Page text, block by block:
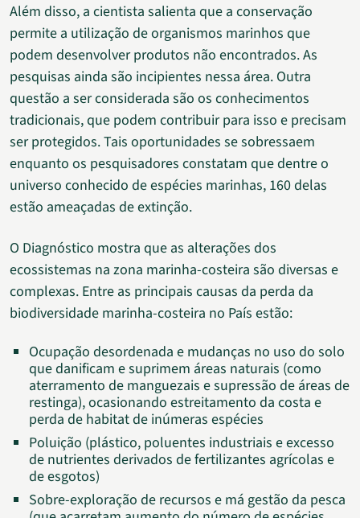
Além disso, a cientista salienta que a conservação
permite a utilização de organismos marinhos que
podem desenvolver produtos não encontrados. As
pesquisas ainda são incipientes nessa área. Outra
questão a ser considerada são os conhecimentos
tradicionais, que podem contribuir para isso e precisam
ser protegidos. Tais oportunidades se sobressaem
enquanto os pesquisadores constatam que dentre o
universo conhecido de espécies marinhas, 160 delas
estão ameaçadas de extinção.
O Diagnóstico mostra que as alterações dos
ecossistemas na zona marinha-costeira são diversas e
complexas. Entre as principais causas da perda da
biodiversidade marinha-costeira no País estão:
Ocupação desordenada e mudanças no uso do solo
que danificam e suprimem áreas naturais (como
aterramento de manguezais e supressão de áreas de
restinga), ocasionando estreitamento da costa e
perda de habitat de inúmeras espécies
Poluição (plástico, poluentes industriais e excesso
de nutrientes derivados de fertilizantes agrícolas e
de esgotos)
Sobre-exploração de recursos e má gestão da pesca